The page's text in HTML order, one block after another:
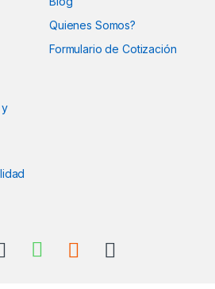
Quienes Somos?
Formulario de Cotización